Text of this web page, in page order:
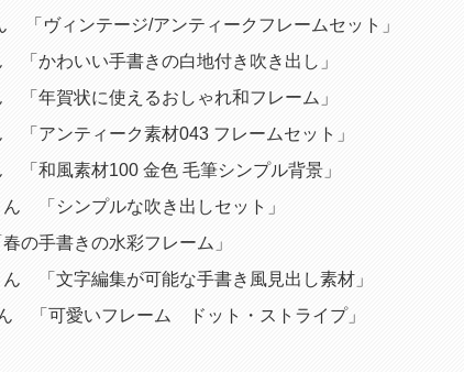
ヴィンテージ/アンティークフレームセット」
かわいい手書きの白地付き吹き出し」
年賀状に使えるおしゃれ和フレーム」
アンティーク素材043 フレームセット」
和風素材100 金色 毛筆シンプル背景」
「シンプルな吹き出しセット」
手書きの水彩フレーム」
「文字編集が可能な手書き風見出し素材」
「可愛いフレーム ドット・ストライプ」